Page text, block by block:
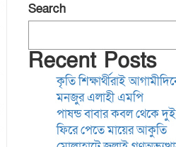
দ্রব্যমূল্য
রক্ষায়
Search
Recent Posts
কৃতি শিক্ষার্থীরাই
মনজুর এলাহী এমপি
পাষন্ড বাবার কবল থেকে
ফিরে পেতে মায়ের আকুতি